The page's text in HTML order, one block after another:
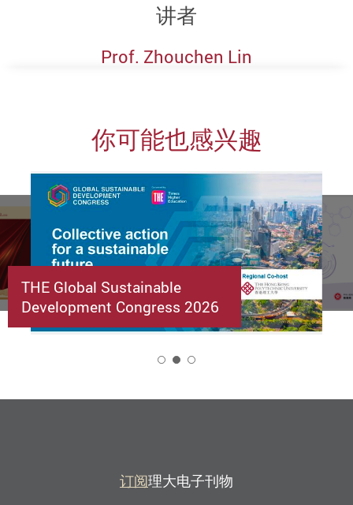
讲者
Prof. Zhouchen Lin
你可能也感兴趣
THE Global Sustainable
Development Congress 2026
订阅理大电子刊物